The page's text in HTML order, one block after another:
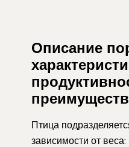
Описание
Птица
зависимости от веса: